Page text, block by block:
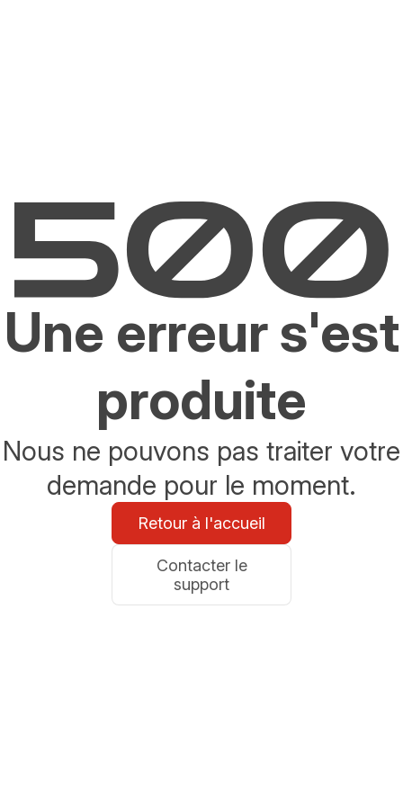
Une erreur s'est
produite
Nous ne pouvons pas traiter votre
demande pour le moment.
Retour à l'accueil
Contacter le
support